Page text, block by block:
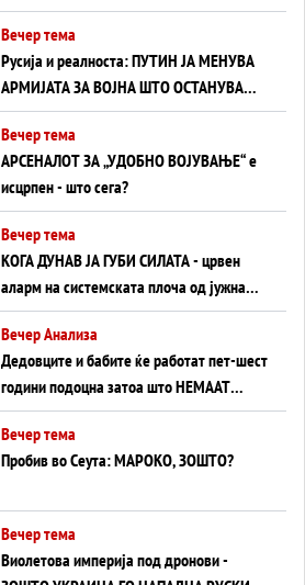
тајните на политиката на балансирање
на Вучиќ
Вечер тема
Русија и реалноста: ПУТИН ЈА МЕНУВА
АРМИЈАТА ЗА ВОЈНА ШТО ОСТАНУВА
БЕЗ ФРОНТ
Вечер тема
АРСЕНАЛОТ ЗА „УДОБНО ВОЈУВАЊЕ“ е
исцрпен - што сега?
Вечер тема
КОГА ДУНАВ ЈА ГУБИ СИЛАТА - црвен
аларм на системската плоча од јужна
Германија до Црното Море...
Вечер Анализа
Дедовците и бабите ќе работат пет-шест
години подоцна затоа што НЕМААТ
ВНУЦИ ДА ГИ ЗАМЕНАТ
Вечер тема
Пробив во Сеута: МАРОКО, ЗОШТО?
Вечер тема
Виолетова империја под дронови -